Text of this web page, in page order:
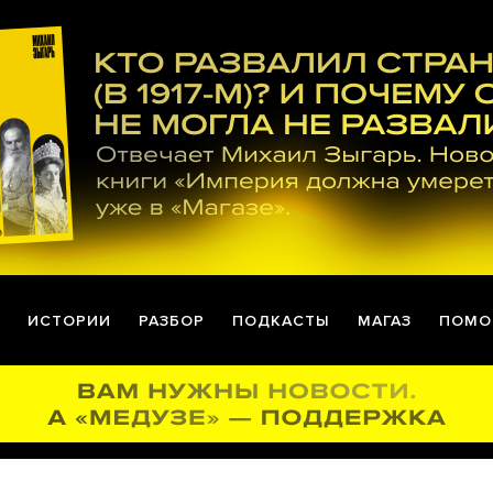
ИСТОРИИ РАЗБОР ПОДКАСТЫ МАГАЗ